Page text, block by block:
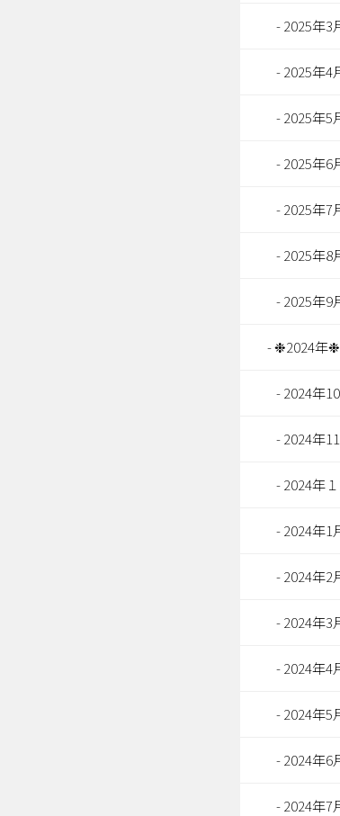
2025年3
2025年4
2025年5
2025年6
2025年7
2025年8
2025年9
❉2024年❉
2024年
2024年
2024年
2024年1
2024年2
2024年3
2024年4
2024年5
2024年6
2024年7